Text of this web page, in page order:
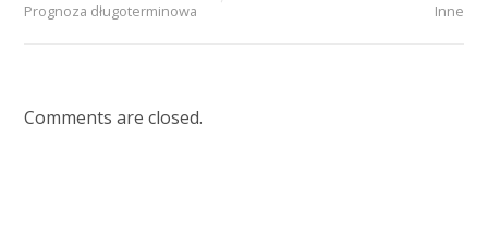
Prognoza długoterminowa Inne
Comments are closed.